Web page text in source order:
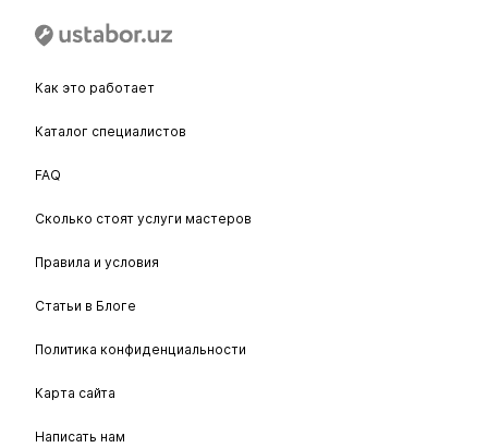
Как это работает
Каталог специалистов
FAQ
Сколько стоят услуги мастеров
Правила и условия
Статьи в Блоге
Политика конфиденциальности
Карта сайта
Написать нам